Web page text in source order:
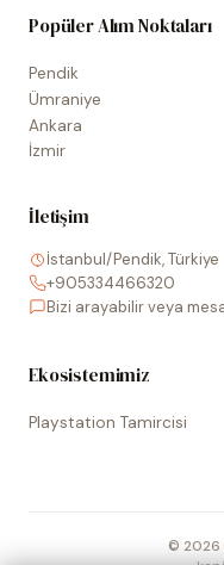
Popüler Alım Noktaları
Pendik
Ümraniye
Ankara
İzmir
İletişim
İstanbul/Pendik, Türkiye
+905334466320
Bizi arayabilir veya
Ekosistemimiz
Playstation Tamircisi
© 2026